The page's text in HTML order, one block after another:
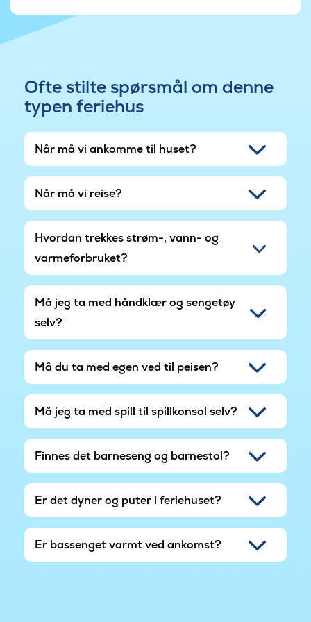
hagemøbler.
kjøpe fersk fisk. Området frister med både
restauranter, butikker og handlemuligheter. Man
kan blant annet gå på museum eller på Nordsø
golfbane, minigolf og muligheter til å ri på
islandshester. Dessuten byr terrenget på gode
sykkelruter for både terreng- og landeveissykler.
Ofte stilte spørsmål om denne
typen feriehus
Når må vi ankomme til huset?
Når må vi reise?
Hvordan trekkes strøm-, vann- og
varmeforbruket?
Må jeg ta med håndklær og sengetøy
selv?
Må du ta med egen ved til peisen?
Må jeg ta med spill til spillkonsol selv?
Finnes det barneseng og barnestol?
Er det dyner og puter i feriehuset?
Er bassenget varmt ved ankomst?